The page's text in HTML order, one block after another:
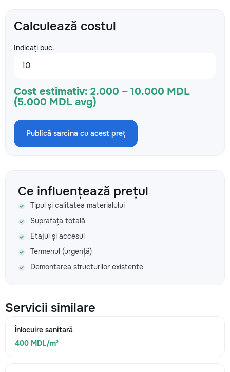
Calculează costul
Indicați buc.
Cost estimativ: 2.000 – 10.000 MDL
(5.000 MDL avg)
Publică sarcina cu acest preț
Ce influențează prețul
Tipul și calitatea materialului
Suprafața totală
Etajul și accesul
Termenul (urgență)
Demontarea structurilor existente
Servicii similare
Înlocuire sanitară
400 MDL/m²